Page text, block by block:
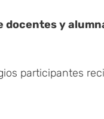
docentes y
participantes